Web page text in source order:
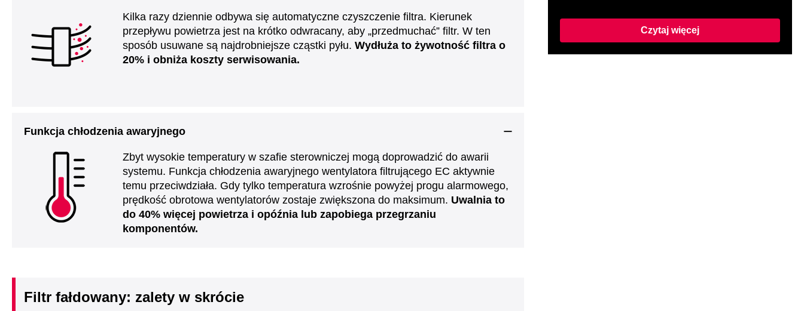
Kilka razy dziennie odbywa się automatyczne czyszczenie filtra. Kierunek
przepływu powietrza jest na krótko odwracany, aby „przedmuchać” filtr. W ten
sposób usuwane są najdrobniejsze cząstki pyłu. Wydłuża to żywotność filtra o
20% i obniża koszty serwisowania.
Funkcja chłodzenia awaryjnego
Zbyt wysokie temperatury w szafie sterowniczej mogą doprowadzić do awarii
systemu. Funkcja chłodzenia awaryjnego wentylatora filtrującego EC aktywnie
temu przeciwdziała. Gdy tylko temperatura wzrośnie powyżej progu alarmowego,
prędkość obrotowa wentylatorów zostaje zwiększona do maksimum. Uwalnia to
do 40% więcej powietrza i opóźnia lub zapobiega przegrzaniu
komponentów.
Filtr fałdowany: zalety w skrócie
Czytaj więcej